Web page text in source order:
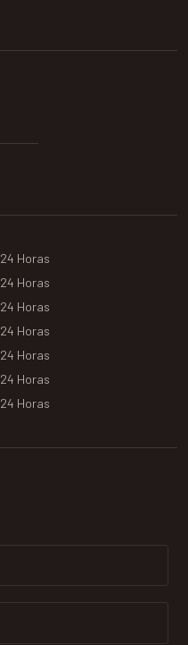
24 Horas
24 Horas
24 Horas
24 Horas
24 Horas
24 Horas
24 Horas